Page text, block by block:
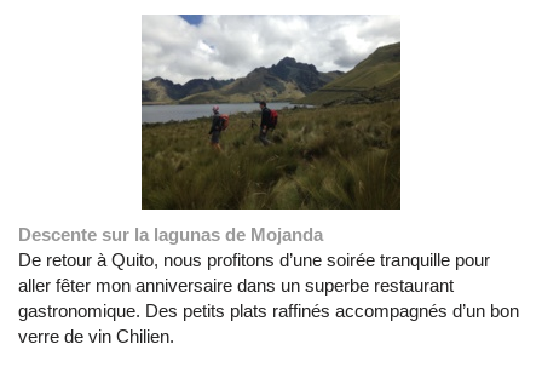
Descente sur la lagunas de Mojanda
De retour à Quito, nous profitons d’une soirée tranquille pour
aller fêter mon anniversaire dans un superbe restaurant
gastronomique. Des petits plats raffinés accompagnés d’un bon
verre de vin Chilien.